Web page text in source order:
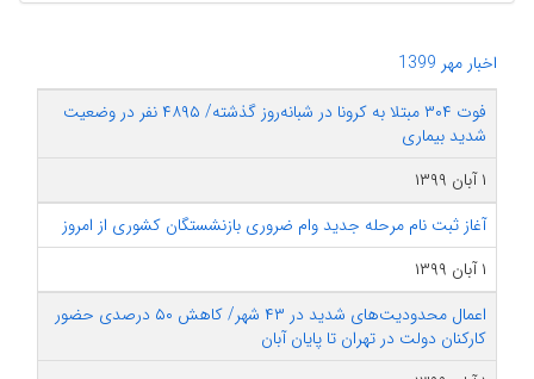
اخبار مهر 1399
فوت ۳۰۴ مبتلا به کرونا در شبانه‌روز گذشته/ ۴۸۹۵ نفر در وضعیت
شدید بیماری
۱ آبان ۱۳۹۹
آغاز ثبت نام مرحله جدید وام ضروری بازنشستگان کشوری از امروز
۱ آبان ۱۳۹۹
اعمال محدودیت‌های شدید در ۴۳ شهر/ کاهش ۵۰ درصدی حضور
کارکنان دولت در تهران تا پایان آبان